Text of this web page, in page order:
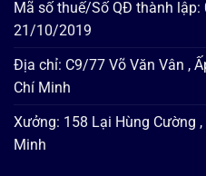
Mã số thuế/Số QĐ thành lập:
21/10/2019
Địa chỉ: C9/77 Võ Văn Vân ,
Chí Minh
Xưởng: 158 Lại Hùng Cường
Minh